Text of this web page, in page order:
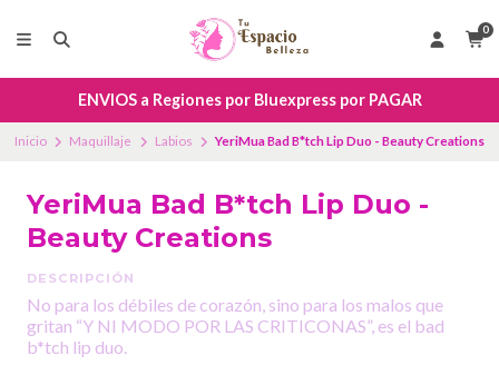
0
ENVIOS a Regiones por Bluexpress por PAGAR
Inicio Maquillaje Labios YeriMua Bad B*tch Lip Duo - Beauty Creations
YeriMua Bad B*tch Lip Duo -
Beauty Creations
DESCRIPCIÓN
No para los débiles de corazón, sino para los malos que
gritan “Y NI MODO POR LAS CRITICONAS”, es el bad
b*tch lip duo.